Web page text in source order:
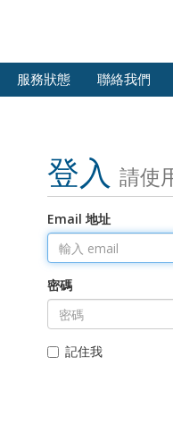
服務狀態 聯絡我們
登入 請使
Email 地址
密碼
記住我